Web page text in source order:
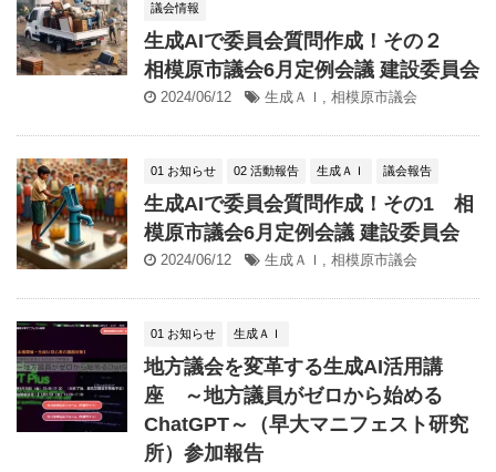
議会情報
生成AIで委員会質問作成！その２
相模原市議会6月定例会議 建設委員会
2024/06/12 生成ＡＩ , 相模原市議会
01 お知らせ 02 活動報告 生成ＡＩ 議会報告
生成AIで委員会質問作成！その1 相
模原市議会6月定例会議 建設委員会
2024/06/12 生成ＡＩ , 相模原市議会
01 お知らせ 生成ＡＩ
地方議会を変革する生成AI活用講
座 ～地方議員がゼロから始める
ChatGPT～（早大マニフェスト研究
所）参加報告